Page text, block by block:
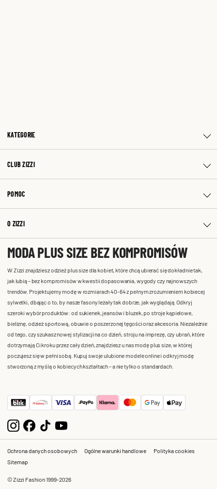
KATEGORIE
CLUB ZIZZI
POMOC
O ZIZZI
MODA PLUS SIZE BEZ KOMPROMISÓW
W Zizzi znajdziesz odzież plus size dla kobiet, które chcą ubierać się dokładnie tak,
jak lubią – bez kompromisów w kwestii dopasowania, wygody czy najnowszych
trendów. Projektujemy modę w rozmiarach 40-64 z pełnym zrozumieniem kobiecej
sylwetki, dbając o to, by nasze fasony leżały tak dobrze, jak wyglądają. Odkryj
szeroki wybór produktów: od sukienek, jeansów i bluzek, po stroje kąpielowe,
bieliznę, odzież sportową, obuwie o poszerzonej tęgości oraz akcesoria. Niezależnie
od tego, czy szukasz nowej stylizacji na co dzień, stroju na imprezę, czy ubrań, które
dotrzymają Ci kroku przez cały dzień, znajdziesz u nas modę plus size, w której
poczujesz się w pełni sobą. Kupuj swoje ulubione modele online i odkryj modę
stworzoną z myślą o kobiecych kształtach – a nie tylko o standardach.
Ochrona danych osobowych Ogólne warunki handlowe
Polityka cookies
Sitemap
© Zizzi Fashion 1999-2026